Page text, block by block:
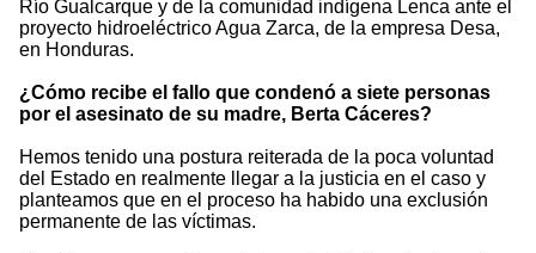
Río Gualcarque y de la comunidad indígena Lenca ante el
proyecto hidroeléctrico Agua Zarca, de la empresa Desa,
en Honduras.
¿Cómo recibe el fallo que condenó a siete personas
por el asesinato de su madre, Berta Cáceres?
Hemos tenido una postura reiterada de la poca voluntad
del Estado en realmente llegar a la justicia en el caso y
planteamos que en el proceso ha habido una exclusión
permanente de las víctimas.